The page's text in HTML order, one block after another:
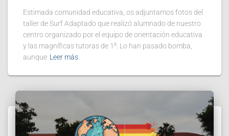
Estimada comunidad educativa, os adjuntamos fotos del
taller de Surf Adaptado que realizó alumnado de nuestro
centro organizado por el equipo de orientación educativa
y las magníficas tutoras de 1⁰. Lo han pasado bomba,
aunque Leer más